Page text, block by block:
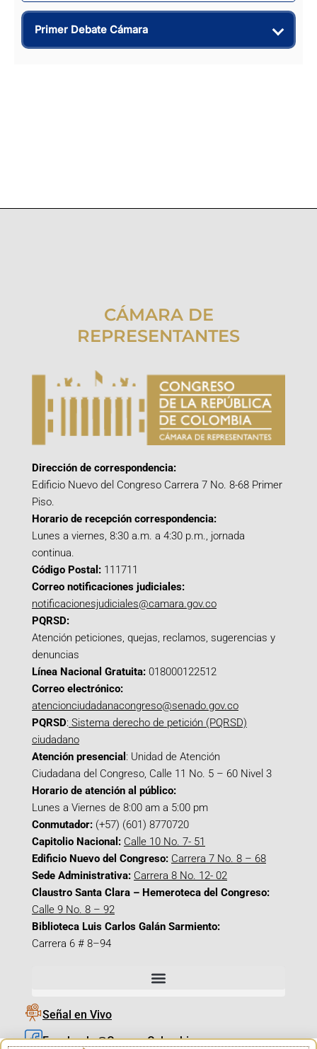
Primer Debate Cámara
CÁMARA DE
REPRESENTANTES
Dirección de correspondencia:
Edificio Nuevo del Congreso Carrera 7 No. 8-68 Primer
Piso.
Horario de recepción correspondencia:
Lunes a viernes, 8:30 a.m. a 4:30 p.m., jornada
continua.
Código Postal: 111711
Correo notificaciones judiciales:
notificacionesjudiciales@camara.gov.co
PQRSD:
Atención peticiones, quejas, reclamos, sugerencias y
denuncias
Línea Nacional Gratuita: 018000122512
Correo electrónico:
atencionciudadanacongreso@senado.gov.co
PQRSD: Sistema derecho de petición (PQRSD)
ciudadano
Atención presencial : Unidad de Atención
Ciudadana del Congreso, Calle 11 No. 5 – 60 Nivel 3
Horario de atención al público:
Lunes a Viernes de 8:00 am a 5:00 pm
Conmutador: (+57) (601) 8770720
Capitolio Nacional: Calle 10 No. 7- 51
Edificio Nuevo del Congreso: Carrera 7 No. 8 – 68
Sede Administrativa: Carrera 8 No. 12- 02
Claustro Santa Clara – Hemeroteca del Congreso:
Calle 9 No. 8 – 92
Biblioteca Luis Carlos Galán Sarmiento:
Carrera 6 # 8–94
Señal en Vivo
Facebook_@CamaraColombia